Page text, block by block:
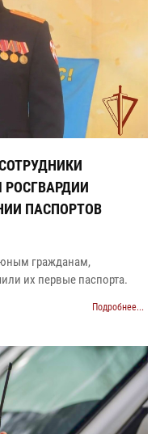
ПАСПОРТОВ
гражданам,
их первые паспорта.
Подробнее...